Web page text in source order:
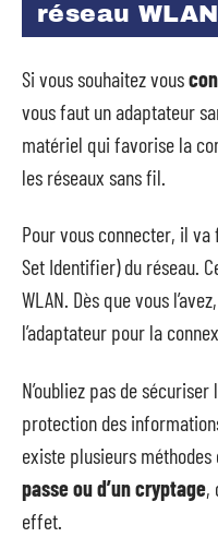
réseau
Si vous souhaitez vous
vous faut un adaptateur
matériel qui favorise la
les réseaux sans fil.
Pour vous connecter, il
Set Identifier) du réseau.
WLAN. Dès que vous
l’adaptateur pour la
N’oubliez pas de sécuriser
protection des
existe plusieurs méthodes
passe ou d’un cryptage,
effet.